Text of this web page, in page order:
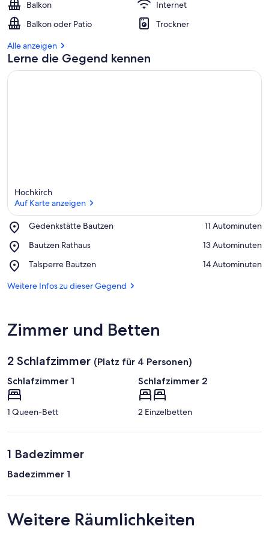
Balkon
Internet
Balkon oder Patio
Trockner
Alle anzeigen
Lerne die Gegend kennen
Hochkirch
Auf Karte anzeigen
Gedenkstätte Bautzen
Place,
Bautzen
‪11 Autominuten‬
Bautzen Rathaus
Place,
Rathaus
‪13 Autominuten‬
Talsperre Bautzen
Place,
Bautzen
‪14 Autominuten‬
Weitere Infos zu dieser Gegend
Zimmer und Betten
2 Schlafzimmer (Platz für 4 Personen)
Schlafzimmer 1
1 Queen-Bett
Schlafzimmer 2
2 Einzelbetten
1 Badezimmer
Badezimmer 1
Weitere Räumlichkeiten